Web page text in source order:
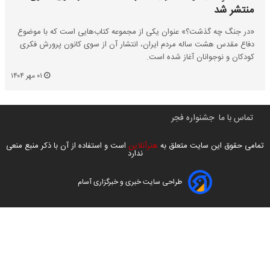
منتشر شد
«در جنگ چه گذشت؟» عنوان یکی از مجموعه کتاب‌هایی است که با موضوع
دفاع مقدس هشت ساله مردم ایران، انتشار آن از سوی کانون پرورش فکری
کودکان و نوجوانان آغاز شده است.
تماس با ما جشنواره فجر
تمامی حقوق این سایت متعلق به هنرآنلاین است و استفاده از آن با ذکر منبع منعی
ندارد
طراحی سایت خبری و خبرگزاری آسام